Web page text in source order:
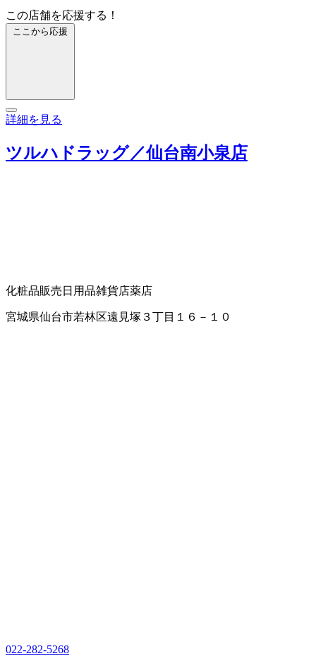
この店舗を応援する！
ここから応援
詳細を見る
ツルハドラッグ／仙台南小泉店
化粧品販売 日用品雑貨店薬店
宮城県仙台市若林区遠見塚３丁目１６－１０
022-282-5268